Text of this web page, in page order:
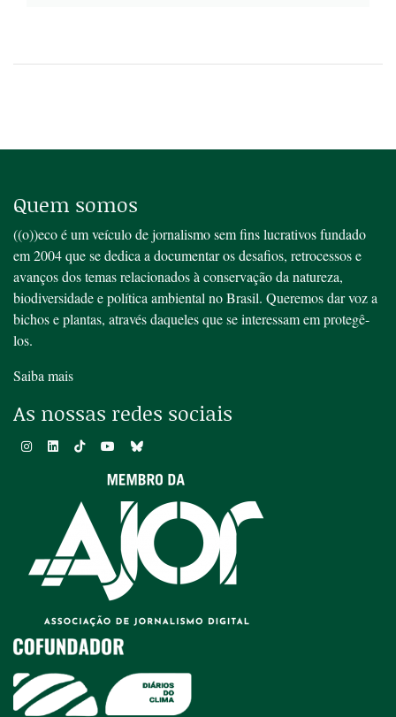
Quem somos
((o))eco é um veículo de jornalismo sem fins lucrativos fundado
em 2004 que se dedica a documentar os desafios, retrocessos e
avanços dos temas relacionados à conservação da natureza,
biodiversidade e política ambiental no Brasil. Queremos dar voz a
bichos e plantas, através daqueles que se interessam em protegê-
los.
Saiba mais
As nossas redes sociais